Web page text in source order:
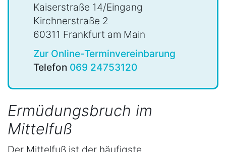
Kaiserstraße 14/Eingang
Kirchnerstraße 2
60311 Frankfurt am Main
Zur Online-Terminvereinbarung
Telefon 069 24753120
Ermüdungsbruch im
Mittelfuß
Der Mittelfuß ist der häufigste